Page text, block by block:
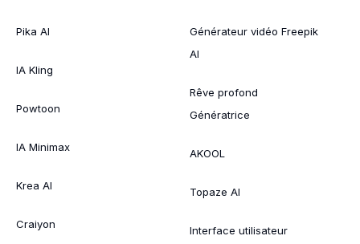
Pika AI
IA Kling
Powtoon
IA Minimax
Krea AI
Craiyon
Générateur vidéo Freepik
AI
Rêve profond
Génératrice
AKOOL
Topaze AI
Interface utilisateur